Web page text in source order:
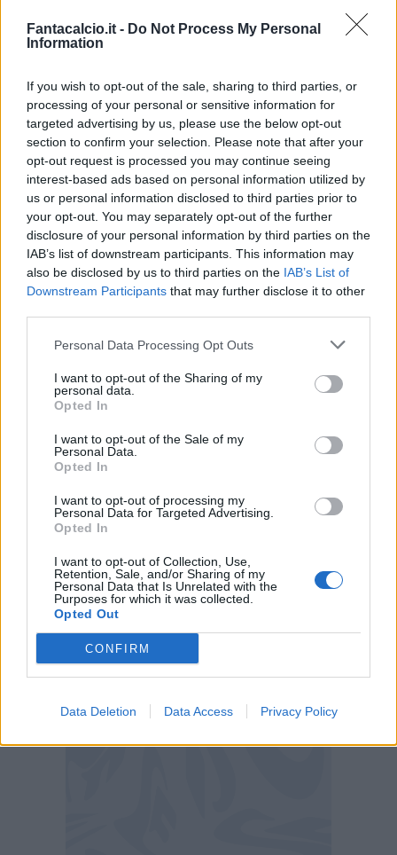
Fantacalcio.it - Do Not Process My Personal
Information
If you wish to opt-out of the sale, sharing to third parties, or
processing of your personal or sensitive information for
targeted advertising by us, please use the below opt-out
section to confirm your selection. Please note that after your
opt-out request is processed you may continue seeing
interest-based ads based on personal information utilized by
us or personal information disclosed to third parties prior to
your opt-out. You may separately opt-out of the further
disclosure of your personal information by third parties on the
IAB’s list of downstream participants. This information may
also be disclosed by us to third parties on the IAB’s List of
Downstream Participants that may further disclose it to other
Personal Data Processing Opt Outs
I want to opt-out of the Sharing of my
personal data.
Opted In
I want to opt-out of the Sale of my
Personal Data.
Opted In
I want to opt-out of processing my
Personal Data for Targeted Advertising.
Opted In
I want to opt-out of Collection, Use,
Retention, Sale, and/or Sharing of my
Personal Data that Is Unrelated with the
Purposes for which it was collected.
Opted Out
CONFIRM
Data Deletion Data Access Privacy Policy
USA-Paraguay: il tabellino
USA-PARAGUAY 4-1
Marcatori:7' autogol Bobadilla (U), 31' e
45'+5 Balogun (U), 73' Mauricio (P), 90'+8
Reyna (U)
USA (4-2-3-1): Freese; Dest (72′ Weah),
Adams; McKennie, Tillman (82′ Reyna),
Balogun (72′ Pepi); Pulisic (46′ Berhalter).
All.: Pochettino
Velazquez), G. Gomez, Alderete, Alonso;
Diego Gomez (79′ Gamarra), Bobadilla (46′
Mauricio), Cubas, Almiron (79′ Sosa);
Sanabria (62′ Arce), Enciso. All.: Alfaro
Ammoniti
(S), Diego Gomez (P), Arce (P), Alonso (P)